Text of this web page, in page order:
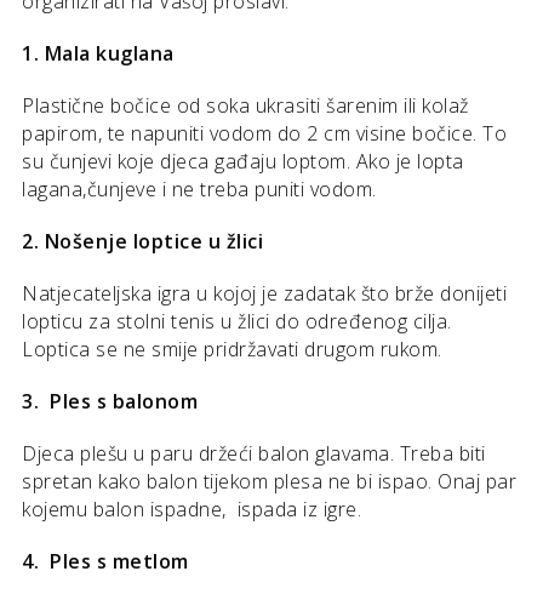
1. Mala kuglana
Plastične bočice od soka ukrasiti šarenim ili kolaž
papirom, te napuniti vodom do 2 cm visine bočice. To
su čunjevi koje djeca gađaju loptom. Ako je lopta
lagana,čunjeve i ne treba puniti vodom.
2. Nošenje loptice u žlici
Natjecateljska igra u kojoj je zadatak što brže donijeti
lopticu za stolni tenis u žlici do određenog cilja.
Loptica se ne smije pridržavati drugom rukom.
3. Ples s balonom
Djeca plešu u paru držeći balon glavama. Treba biti
spretan kako balon tijekom plesa ne bi ispao. Onaj par
kojemu balon ispadne, ispada iz igre.
4. Ples s metlom